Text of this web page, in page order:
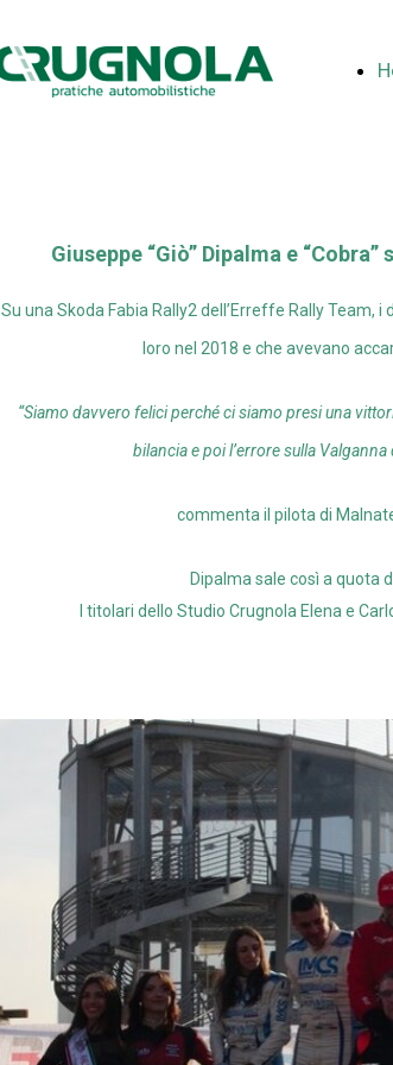
Giuseppe “Giò” Dipalma e
Su una Skoda Fabia Rally2 dell’Erreffe Rally
loro nel 2018 e che avevano
“Siamo davvero felici perché ci siamo presi una
bilancia e poi l’errore sulla
commenta il pilota di
Dipalma sale così a quota
I titolari dello Studio Crugnola Elena e